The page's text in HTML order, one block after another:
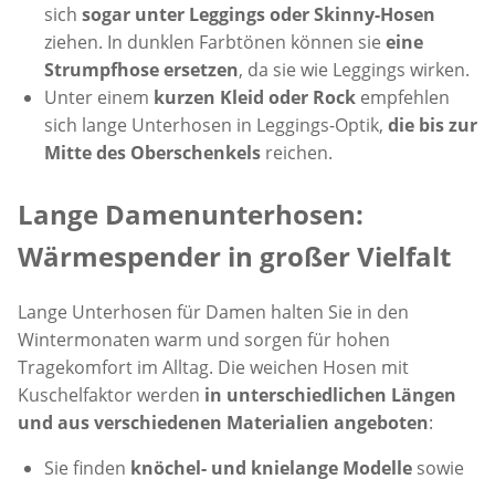
sich sogar unter Leggings oder Skinny-Hosen
ziehen. In dunklen Farbtönen können sie eine
Strumpfhose ersetzen, da sie wie Leggings wirken.
Unter einem kurzen Kleid oder Rock empfehlen
sich lange Unterhosen in Leggings-Optik, die bis zur
Mitte des Oberschenkels reichen.
Lange Damenunterhosen:
Wärmespender in großer Vielfalt
Lange Unterhosen für Damen halten Sie in den
Wintermonaten warm und sorgen für hohen
Tragekomfort im Alltag. Die weichen Hosen mit
Kuschelfaktor werden in unterschiedlichen Längen
und aus verschiedenen Materialien angeboten:
Sie finden knöchel- und knielange Modelle sowie